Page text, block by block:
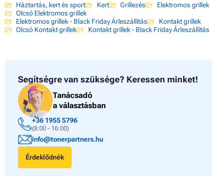
Háztartás, kert és sport Kert Grillezés
Elektromos grillek
Olcsó Elektromos grillek
Elektromos grillek - Black Friday Árleszállítás
Kontakt grillek
Olcsó Kontakt grillek
Kontakt grillek - Black Friday Árleszállítás
Segítségre van szüksége? Keressen minket!
Tanácsadó
a választásban
+36 1955 5796
(8:00 - 16:00)
info@tonerpartners.hu
Érdeklődnék